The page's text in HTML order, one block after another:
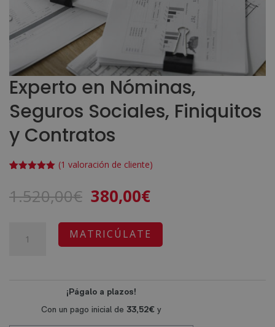
Experto en Nóminas,
Seguros Sociales, Finiquitos
y Contratos
5 en base
a valoración
(1 valoración de cliente)
1.520,00€ El
original
era:
380,00€El
actual
es:
MATRICÚLATE